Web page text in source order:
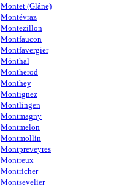
Montet (Glâne)
Montévraz
Montezillon
Montfaucon
Montfavergier
Mönthal
Montherod
Monthey
Montignez
Montlingen
Montmagny
Montmelon
Montmollin
Montpreveyres
Montreux
Montricher
Montsevelier